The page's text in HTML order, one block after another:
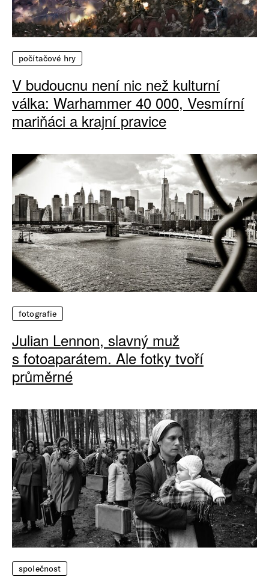
počítačové hry
V budoucnu není nic než kulturní
válka: Warhammer 40 000, Vesmírní
mariňáci a krajní pravice
fotografie
Julian Lennon, slavný muž
s fotoaparátem. Ale fotky tvoří
průměrné
společnost